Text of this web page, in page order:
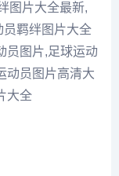
图片大全最新,
员羁绊图片大全
员图片,足球运动
动员图片高清大
大全